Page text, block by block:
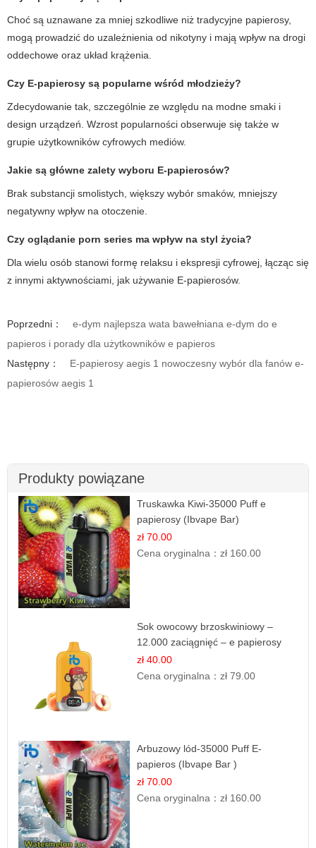
Choć są uznawane za mniej szkodliwe niż tradycyjne papierosy,
mogą prowadzić do uzależnienia od nikotyny i mają wpływ na drogi
oddechowe oraz układ krążenia.
Czy E-papierosy są popularne wśród młodzieży?
Zdecydowanie tak, szczególnie ze względu na modne smaki i
design urządzeń. Wzrost popularności obserwuje się także w
grupie użytkowników cyfrowych mediów.
Jakie są główne zalety wyboru E-papierosów?
Brak substancji smolistych, większy wybór smaków, mniejszy
negatywny wpływ na otoczenie.
Czy oglądanie porn series ma wpływ na styl życia?
Dla wielu osób stanowi formę relaksu i ekspresji cyfrowej, łącząc się
z innymi aktywnościami, jak używanie E-papierosów.
Poprzedni：
e-dym najlepsza wata bawełniana e-dym do e
papieros i porady dla użytkowników e papieros
Następny：
E-papierosy aegis 1 nowoczesny wybór dla fanów e-
papierosów aegis 1
Produkty powiązane
Truskawka Kiwi-35000 Puff e
papierosy (Ibvape Bar)
zł 70.00
Cena oryginalna：zł 160.00
Sok owocowy brzoskwiniowy –
12.000 zaciągnięć – e papierosy
jednorazowe
zł 40.00
Cena oryginalna：zł 79.00
Arbuzowy lód-35000 Puff E-
papieros (Ibvape Bar )
zł 70.00
Cena oryginalna：zł 160.00